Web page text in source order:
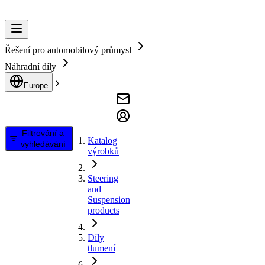
Řešení pro automobilový průmysl
Náhradní díly
Europe
Filtrování a
vyhledávání
Katalog
výrobků
Steering
and
Suspension
products
Díly
tlumení